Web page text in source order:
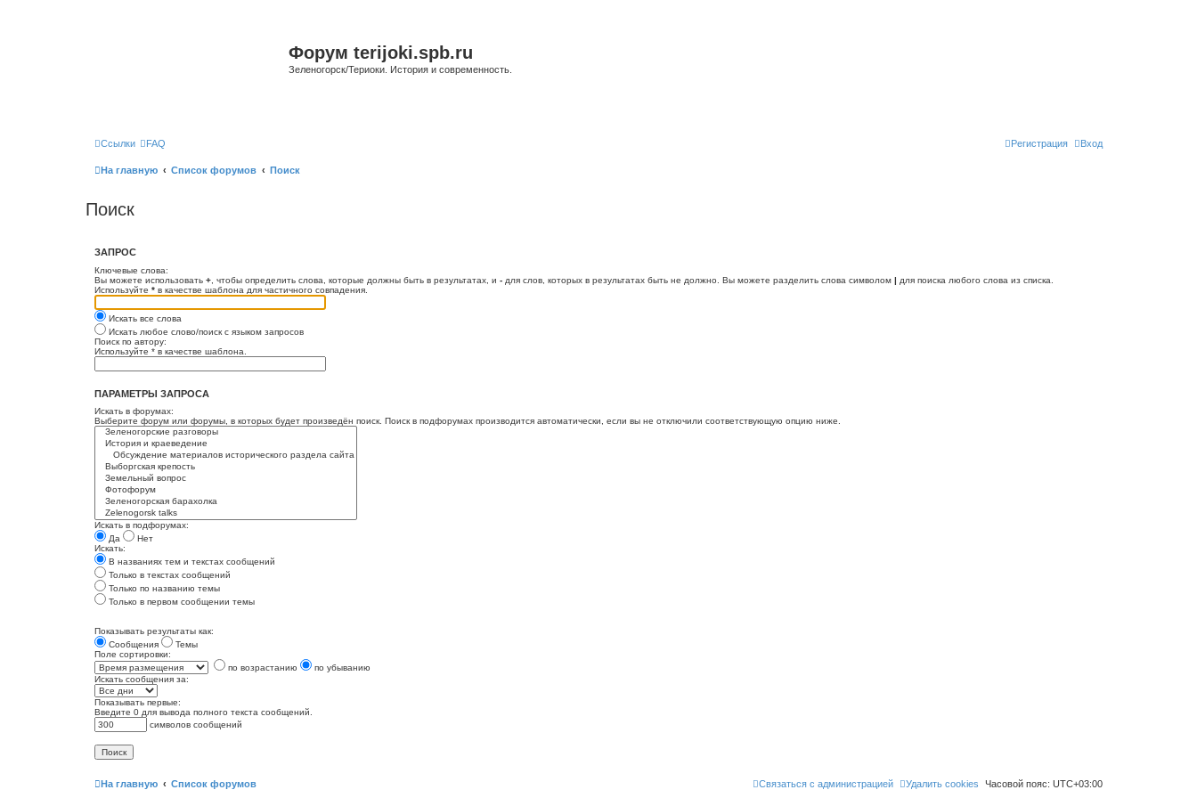
Форум terijoki.spb.ru
Зеленогорск/Териоки. История и современность.
Ссылки FAQ Вход
Регистрация
На главную Список форумов Поиск
Поиск
ЗАПРОС
Ключевые слова:
Вы можете использовать + , чтобы определить слова, которые должны быть в результатах, и - для слов, которых в результатах быть не должно. Вы можете разделить слова символом | для поиска любого слова из списка.
Используйте * в качестве шаблона для частичного совпадения.
Искать все слова
Искать любое слово/поиск с языком запросов
Поиск по автору:
Используйте * в качестве шаблона.
ПАРАМЕТРЫ ЗАПРОСА
Искать в форумах:
Выберите форум или форумы, в которых будет произведён поиск. Поиск в подфорумах производится автоматически, если вы не отключили соответствующую опцию ниже.
Искать в подфорумах:
Да
Нет
Искать:
В названиях тем и текстах сообщений
Только в текстах сообщений
Только по названию темы
Только в первом сообщении темы
Показывать результаты как:
Сообщения
Темы
Поле сортировки:
по возрастанию
по убыванию
Искать сообщения за:
Показывать первые:
Введите 0 для вывода полного текста сообщений.
символов сообщений
На главную Список форумов Часовой пояс: UTC+03:00
Удалить cookies
Связаться с администрацией